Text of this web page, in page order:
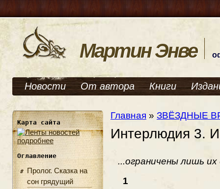
Мартин Энве
Новости От автора Книги
Карта сайта
подробнее
Оглавление
Пролог. Сказка на
сон грядущий
Главная » ЗВЁЗДНЫЕ
Интерлюдия 3.
...ограничены лишь их
1